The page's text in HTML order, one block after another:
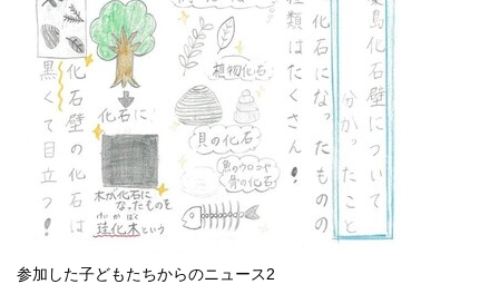
参加した子どもたちからのニュース2